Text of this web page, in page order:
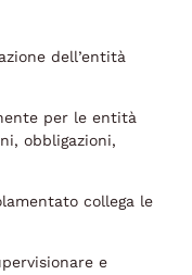
dell’entità
per le entità
obbligazioni,
collega le
e